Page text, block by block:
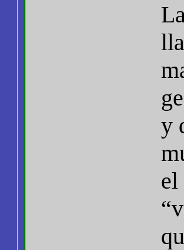
y
el